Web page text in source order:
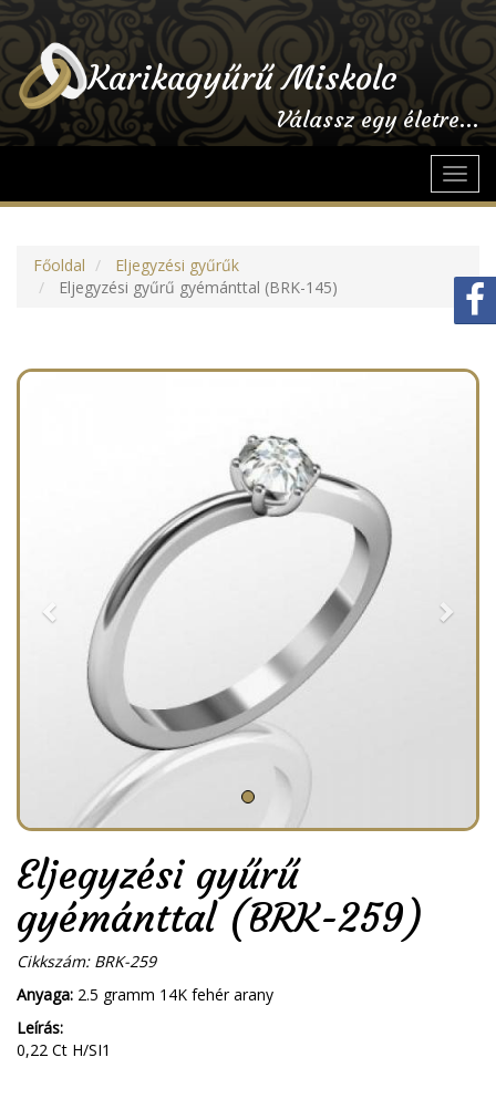
Karikagyűrű Miskolc
Válassz egy életre...
Főoldal
Eljegyzési gyűrűk
Eljegyzési gyűrű gyémánttal (BRK-145)
Next
Eljegyzési gyűrű
gyémánttal (BRK-259)
Cikkszám: BRK-259
Anyaga: 2.5 gramm 14K fehér arany
Leírás:
0,22 Ct H/SI1